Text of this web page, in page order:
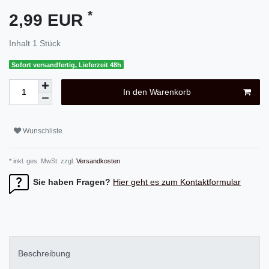
2,99 EUR *
Inhalt 1 Stück
Sofort versandfertig, Lieferzeit 48h
In den Warenkorb
Wunschliste
* inkl. ges. MwSt. zzgl. Versandkosten
Sie haben Fragen? Hier geht es zum Kontaktformular
Beschreibung